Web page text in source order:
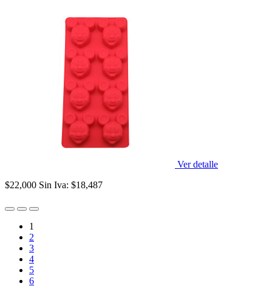
Ver detalle
$22,000 Sin Iva: $18,487
1
2
3
4
5
6